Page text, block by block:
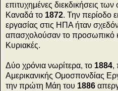
επιτυχημένες διεκδικήσεις
Καναδά το 1872. Την περίοδο
εργασίας στις ΗΠΑ ήταν
απασχολούσαν το προσωπικό
Κυριακές.
Δύο χρόνια νωρίτερα, το 1884,
Αμερικανικής Ομοσπονδίας
την πρώτη Μάη του 1886